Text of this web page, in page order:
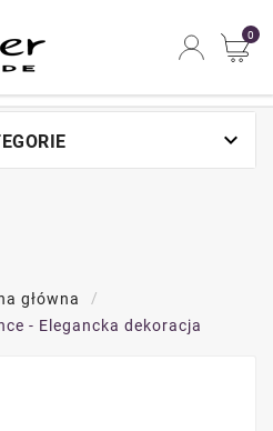
miejsce zakupów online
0

główna
- Elegancka dekoracja